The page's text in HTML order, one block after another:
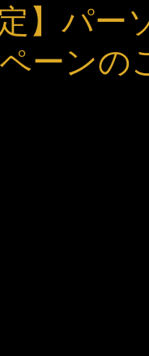
定】パ
ーンの